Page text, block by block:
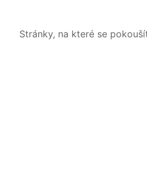
Stránky, na které se